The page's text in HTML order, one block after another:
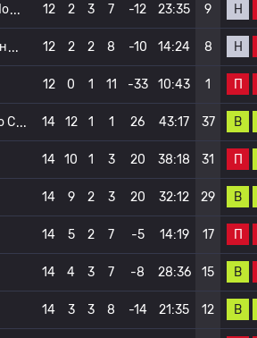
12 2 3 7 -12 23:35 9 Н
12 2 2 8 -10 14:24 8 Н
12 0 1 11 -33 10:43 1 П
С 14 12 1 1 26 43:17 37 В
14 10 1 3 20 38:18 31 П
14 9 2 3 20 32:12 29 В
14 5 2 7 -5 14:19 17 П
14 4 3 7 -8 28:36 15 В
14 3 3 8 -14 21:35 12 В